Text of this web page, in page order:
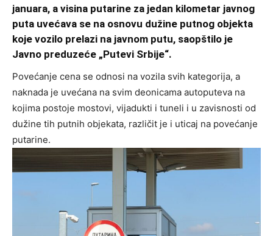
januara, a visina putarine za jedan kilometar javnog
puta uvećava se na osnovu dužine putnog objekta
koje vozilo prelazi na javnom putu, saopštilo je
Javno preduzeće „Putevi Srbije“.
Povećanje cena se odnosi na vozila svih kategorija, a
naknada je uvećana na svim deonicama autoputeva na
kojima postoje mostovi, vijadukti i tuneli i u zavisnosti od
dužine tih putnih objekata, različit je i uticaj na povećanje
putarine.